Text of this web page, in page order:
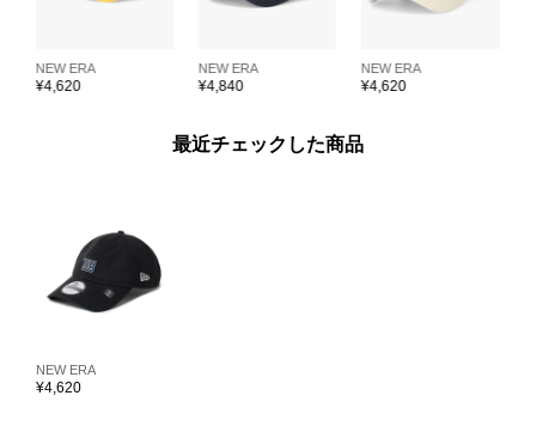
NEW ERA
¥4,620
NEW ERA
¥4,840
NEW ERA
¥4,620
最近チェックした商品
NEW ERA
¥4,620